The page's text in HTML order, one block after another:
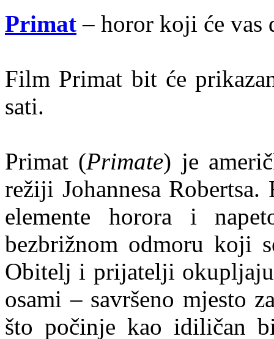
Primat – horor koji će vas
Film Primat bit će
sati.
Primat (Primate) je
režiji Johannesa
elemente horora i
bezbrižnom odmoru koji
Obitelj i prijatelji
osami – savršeno mjesto
što počinje kao idiličan